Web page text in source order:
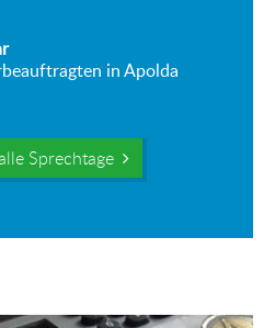
in Apolda
Sprechtage